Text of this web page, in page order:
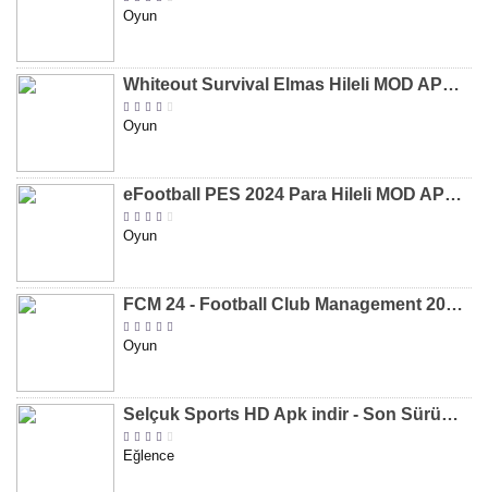
Oyun
Whiteout Survival Elmas Hileli MOD APK indir [v1.13.1]
Oyun
eFootball PES 2024 Para Hileli MOD APK indir [v8.2.0]
Oyun
FCM 24 - Football Club Management 2024 Para Hileli MOD APK indir [v1.0.4]
Oyun
Selçuk Sports HD Apk indir - Son Sürüm 2024 [2.0.1.9]
Eğlence